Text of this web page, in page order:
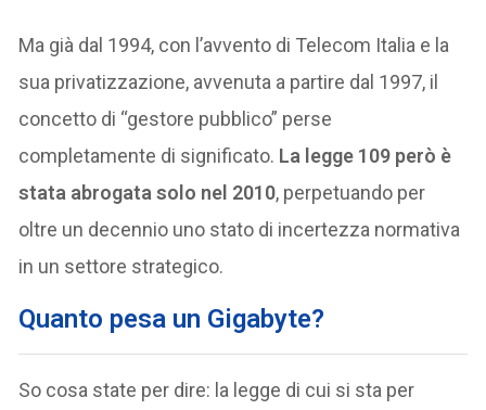
Ma già dal 1994, con l’avvento di Telecom Italia e la
sua privatizzazione, avvenuta a partire dal 1997, il
concetto di “gestore pubblico” perse
completamente di significato. La legge 109 però è
stata abrogata solo nel 2010, perpetuando per
oltre un decennio uno stato di incertezza normativa
in un settore strategico.
Quanto pesa un Gigabyte?
So cosa state per dire: la legge di cui si sta per